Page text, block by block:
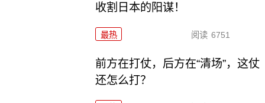
收割日本的阳谋！
最热 阅读 6751
前方在打仗，后方在“清场”，这仗
还怎么打？